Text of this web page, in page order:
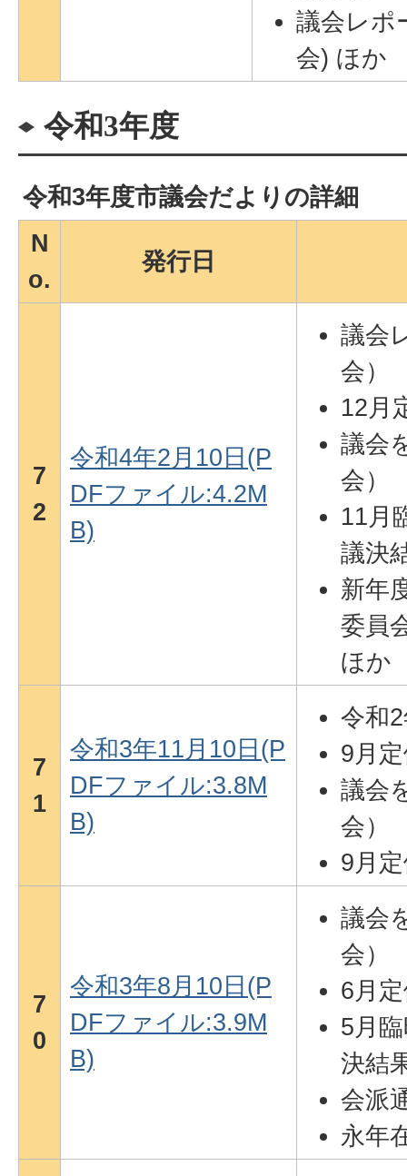
議会レポ
会) ほか
令和3年度
令和3年度市議会だよりの詳細
N
o.
発行日
7
2
令和4年2月10日(P
DFファイル:4.2M
B)
議会
会）
12月
議会
会）
11月
議決
新年
委員
ほか
7
1
令和3年11月10日(P
DFファイル:3.8M
B)
令和
9月
議会
会）
9月
7
0
令和3年8月10日(P
DFファイル:3.9M
B)
議会
会）
6月
5月
決結
会派
永年